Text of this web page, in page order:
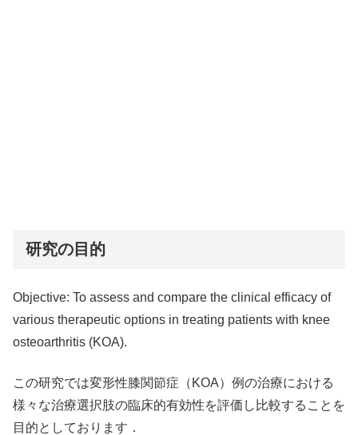
研究の目的
Objective: To assess and compare the clinical efficacy of
various therapeutic options in treating patients with knee
osteoarthritis (KOA).
この研究では変形性膝関節症（KOA）例の治療における
様々な治療選択肢の臨床的有効性を評価し比較することを
目的としております．